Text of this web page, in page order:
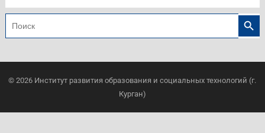
Search
for:
© 2026 Институт развития образования и социальных технологий (г.
Курган)